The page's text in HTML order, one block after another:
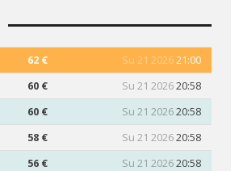
62 € Su 21 202621:00
60 € Su 21 202620:58
60 € Su 21 202620:58
58 € Su 21 202620:58
56 € Su 21 202620:58